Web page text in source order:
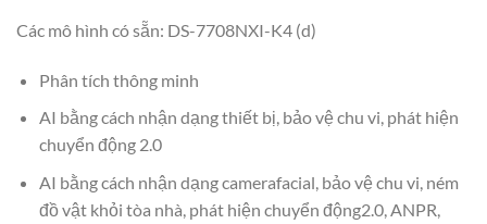
Các mô hình có sẵn: DS-7708NXI-K4 (d)
Phân tích thông minh
AI bằng cách nhận dạng thiết bị, bảo vệ chu vi, phát hiện
chuyển động 2.0
AI bằng cách nhận dạng camerafacial, bảo vệ chu vi, ném
đồ vật khỏi tòa nhà, phát hiện chuyển động2.0, ANPR,